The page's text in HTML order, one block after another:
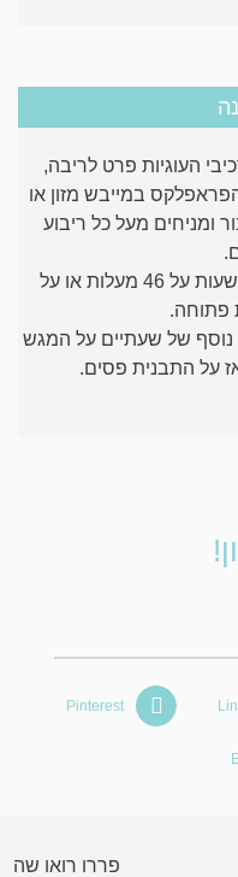
העוגיות פרט לריבה,
במייבש מזון או
ומניחים מעל כל ריבוע
מעבירים למייבש מזון ל5 או 6 שעות על 46 מעלות או על
נוסף של שעתיים על המגש
על התבנית פסים.
Pinterest
פררו רואו שה